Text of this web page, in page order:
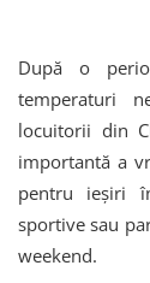
După o
temperaturi
locuitorii din
importantă a
pentru ieșiri
sportive sau
weekend.